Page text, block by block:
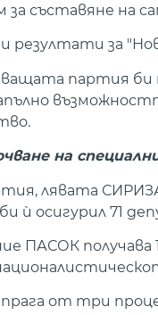
за съставяне на
за
партия би
на
лявата
ѝ осигурил 71
ПАСОК получава
от три